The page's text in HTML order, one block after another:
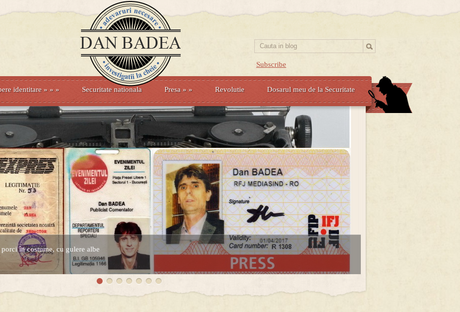
Subscribe
identitare » » » Securitate nationala Presa » » Revolutie Dosarul meu de la Securitate
în costume, cu gulere albe
despre controversatele conturi secrete ale Securitatii.